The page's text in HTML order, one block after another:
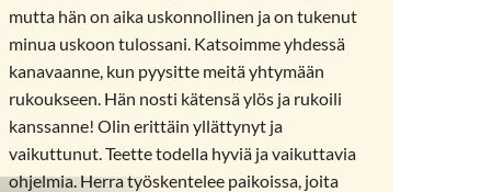
mutta hän on aika uskonnollinen ja on tukenut
minua uskoon tulossani. Katsoimme yhdessä
kanavaanne, kun pyysitte meitä yhtymään
rukoukseen. Hän nosti kätensä ylös ja rukoili
kanssanne! Olin erittäin yllättynyt ja
vaikuttunut. Teette todella hyviä ja vaikuttavia
ohjelmia. Herra työskentelee paikoissa, joita